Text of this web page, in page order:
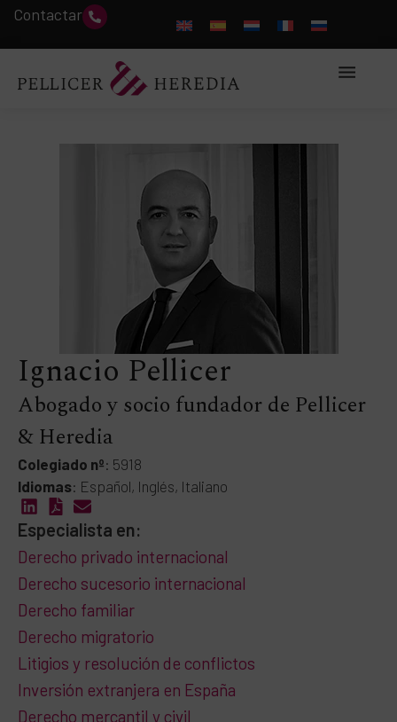
Contactar
Ignacio Pellicer
Abogado y socio fundador de Pellicer
& Heredia
Colegiado nº: 5918
Idiomas: Español, Inglés, Italiano
Especialista en:
Derecho privado internacional
Derecho sucesorio internacional
Derecho familiar
Derecho migratorio
Litigios y resolución de conflictos
Inversión extranjera en España
Derecho mercantil y civil